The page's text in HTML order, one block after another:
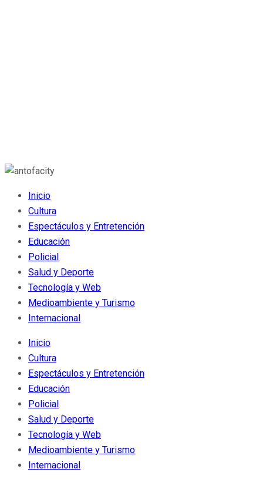
Inicio
Cultura
Espectáculos y Entretención
Educación
Policial
Salud y Deporte
Tecnología y Web
Medioambiente y Turismo
Internacional
Inicio
Cultura
Espectáculos y Entretención
Educación
Policial
Salud y Deporte
Tecnología y Web
Medioambiente y Turismo
Internacional